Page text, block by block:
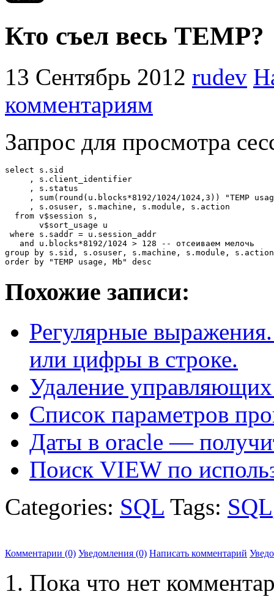
Кто съел весь TEMP?
13 Сентябрь 2012 rudev
комментариям
Запрос для просмотра
select s.sid
     , s.client_identifier
     , s.status
, sum(round(u.blocks*8192/1024/1024,3)) "TEMP
     , s.osuser, s.machine, s.module, s.action
  from v$session s,
       v$sort_usage u
where s.saddr = u.session_addr
   and u.blocks*8192/1024 > 128 -- отсеиваем мелочь
group by s.sid, s.osuser, s.machine, s.module,
Похожие записи:
Регулярные
или цифры в строке.
Удаление
Список параметров
Даты в oracle —
Поиск VIEW по
Categories: SQL Tags: SQL
Комментарии (0) Уведомления (0) Написать комментарий
Пока что нет